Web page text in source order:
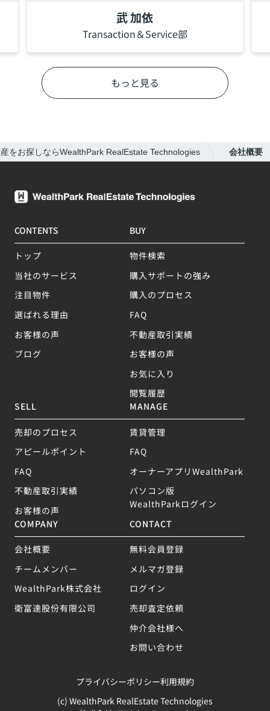
朱 可夫
Transaction＆Service部
もっと見る
をお探しならWealthPark RealEstate Technologies 会社概要
CONTENTS
トップ
当社のサービス
注目物件
選ばれる理由
お客様の声
ブログ
BUY
物件検索
購入サポートの強み
購入のプロセス
FAQ
不動産取引実績
お客様の声
お気に入り
閲覧履歴
SELL
売却のプロセス
アピールポイント
FAQ
不動産取引実績
お客様の声
MANAGE
賃貸管理
FAQ
オーナーアプリWealthPark
パソコン版
WealthParkログイン
COMPANY
会社概要
チームメンバー
WealthPark株式会社
衛富達股份有限公司
CONTACT
無料会員登録
メルマガ登録
ログイン
売却査定依頼
仲介会社様へ
お問い合わせ
プライバシーポリシー利用規約
(c) WealthPark RealEstate Technologies